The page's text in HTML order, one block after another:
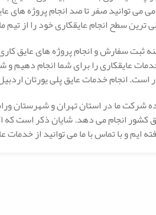
می توانید صفر تا صد انجام پروژه های
ترین سطح انجام عایقکاری خود را از تیم
ثبت سفارش و انجام پروژه های عایق
عایقکاری را برای شما انجام دهیم
انجام خدمات عایق پلی یورتان
شرکت ما در استان تهران و شهرستان
کشور انجام می دهد. شایان ذکر است که
ایم و با تماس با ما می توانید از